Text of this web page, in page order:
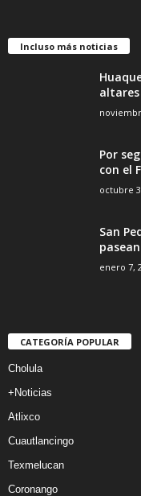
Incluso más noticias
Por
con el
octubre
San
enero 7,
CATEGORÍA POPULAR
Cholula
+Noticias
Atlixco
Cuautlancingo
Texmelucan
Coronango